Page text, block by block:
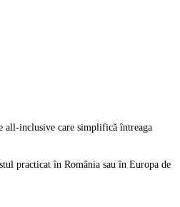
all-inclusive care simplifică întreaga
practicat în România sau în Europa de